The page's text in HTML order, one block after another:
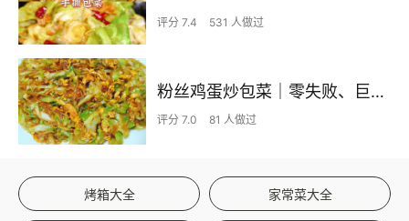
评分 7.4 531 人做过
粉丝鸡蛋炒包菜｜零失败、巨下饭
评分 7.0 81 人做过
烤箱大全 家常菜大全